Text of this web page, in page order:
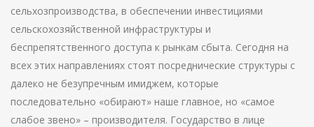
сельхозпроизводства, в обеспечении инвестициями
сельскохозяйственной инфраструктуры и
беспрепятственного доступа к рынкам сбыта. Сегодня на
всех этих направлениях стоят посреднические структуры с
далеко не безупречным имиджем, которые
последовательно «обирают» наше главное, но «самое
слабое звено» – производителя. Государство в лице